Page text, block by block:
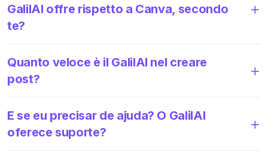
GalilAI offre rispetto a Canva, secondo
te?
Quanto veloce è il GalilAI nel creare
post?
E se eu precisar de ajuda? O GalilAI
oferece suporte?